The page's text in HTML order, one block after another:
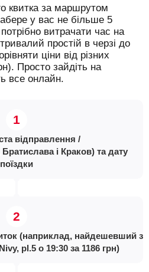
квитка за маршрутом
у вас не більше 5
витрачати час на
простій в черзі до
ціни від різних
Просто зайдіть на
все онлайн.
відправлення /
і Краков) та дату
поїздки
(наприклад, найдешевший з
pl.5 о 19:30 за 1186 грн)